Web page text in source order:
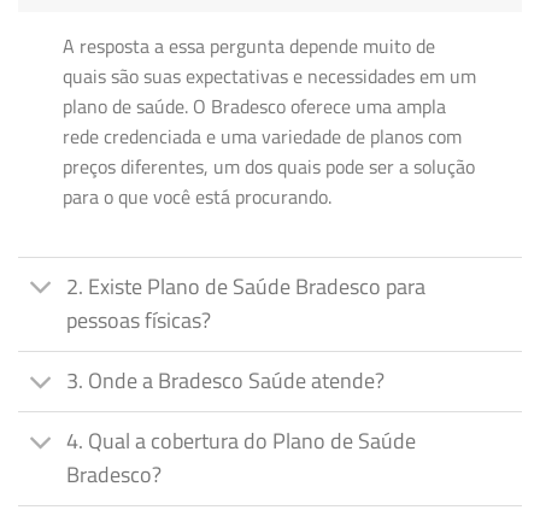
A resposta a essa pergunta depende muito de
quais são suas expectativas e necessidades em um
plano de saúde. O Bradesco oferece uma ampla
rede credenciada e uma variedade de planos com
preços diferentes, um dos quais pode ser a solução
para o que você está procurando.
2. Existe Plano de Saúde Bradesco para
pessoas físicas?
3. Onde a Bradesco Saúde atende?
4. Qual a cobertura do Plano de Saúde
Bradesco?